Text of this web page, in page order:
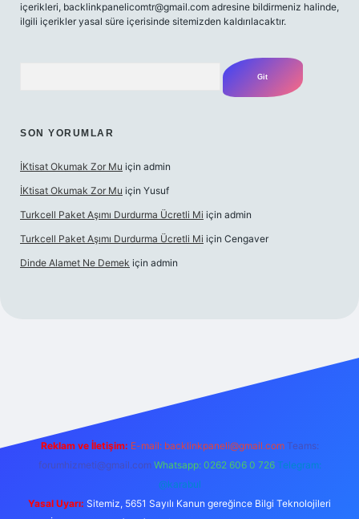
içerikleri, backlinkpanelicomtr@gmail.com adresine bildirmeniz halinde,
ilgili içerikler yasal süre içerisinde sitemizden kaldırılacaktır.
SON YORUMLAR
İKtisat Okumak Zor Mu için admin
İKtisat Okumak Zor Mu için Yusuf
Turkcell Paket Aşımı Durdurma Ücretli Mi için admin
Turkcell Paket Aşımı Durdurma Ücretli Mi için Cengaver
Dinde Alamet Ne Demek için admin
Reklam ve İletişim: E-mail: backlinkpaneli@gmail.com Teams:
forumhizmeti@gmail.com Whatsapp: 0262 606 0 726 Telegram:
@karabul
Yasal Uyarı: Sitemiz, 5651 Sayılı Kanun gereğince Bilgi Teknolojileri